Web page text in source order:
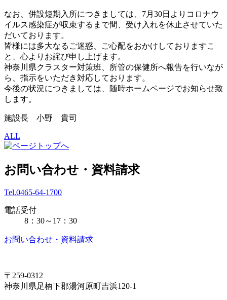
なお、併設短期入所につきましては、7月30日よりコロナウ
イルス感染症が収束するまで間、受け入れを休止させていた
だいております。
皆様には多大なるご迷惑、ご心配をおかけしておりますこ
と、心よりお詫び申し上げます。
神奈川県クラスター対策班、所管の保健所へ報告を行いなが
ら、指示をいただき対応しております。
今後の状況につきましては、随時ホームページでお知らせ致
します。
施設長 小野 貴司
ALL
お問い合わせ・資料請求
Tel.0465-64-1700
電話受付
8：30～17：30
お問い合わせ・資料請求
〒259-0312
神奈川県足柄下郡湯河原町吉浜120-1